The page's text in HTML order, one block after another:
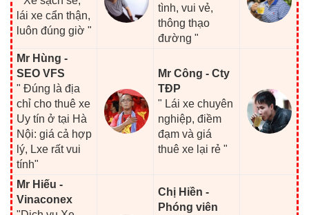
lái xe cẩn thận,
luôn đúng giờ "
tình, vui vẻ,
thông thạo
đường "
Mr Hùng -
SEO VFS
" Đúng là địa
chỉ cho thuê xe
Uy tín ở tại Hà
Nội: giá cả hợp
lý, Lxe rất vui
tính"
Mr Công - Cty
TĐP
" Lái xe chuyên
nghiệp, điềm
đạm và giá
thuê xe lại rẻ "
Mr Hiếu -
Vinaconex
Chị Hiền -
Phóng viên